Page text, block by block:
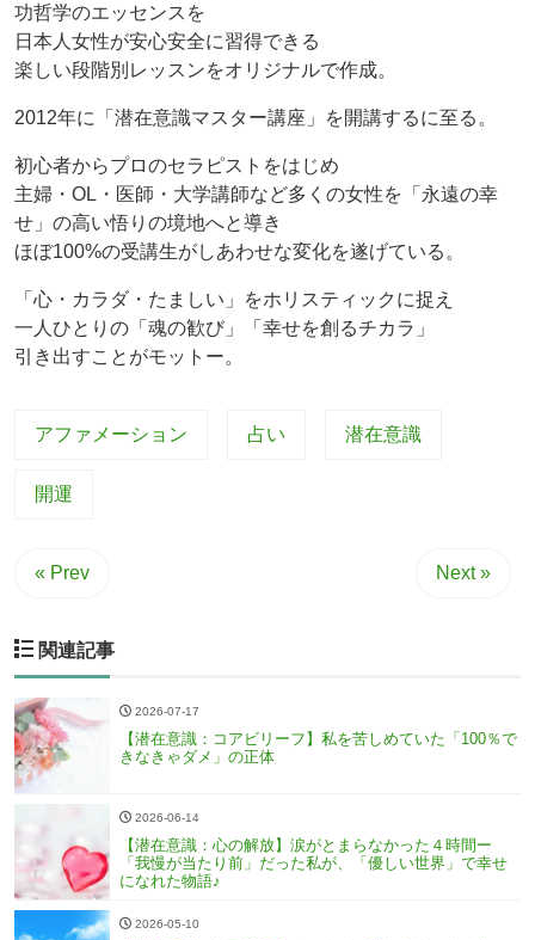
功哲学のエッセンスを
日本人女性が安心安全に習得できる
楽しい段階別レッスンをオリジナルで作成。
2012年に「潜在意識マスター講座」を開講するに至る。
初心者からプロのセラピストをはじめ
主婦・OL・医師・大学講師など多くの女性を「永遠の幸
せ」の高い悟りの境地へと導き
ほぼ100%の受講生がしあわせな変化を遂げている。
「心・カラダ・たましい」をホリスティックに捉え
一人ひとりの「魂の歓び」「幸せを創るチカラ」
引き出すことがモットー。
アファメーション 占い 潜在意識
開運
« Prev Next »
関連記事
2026-07-17
【潜在意識：コアビリーフ】私を苦しめていた「100％で
きなきゃダメ」の正体
2026-06-14
【潜在意識：心の解放】涙がとまらなかった４時間ー
「我慢が当たり前」だった私が、「優しい世界」で幸せ
になれた物語♪
2026-05-10